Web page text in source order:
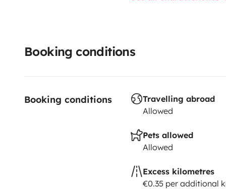
Booking conditions
Booking conditions
Travelling abroad
Allowed
Pets allowed
Allowed
Excess kilometres
€0.35 per additional